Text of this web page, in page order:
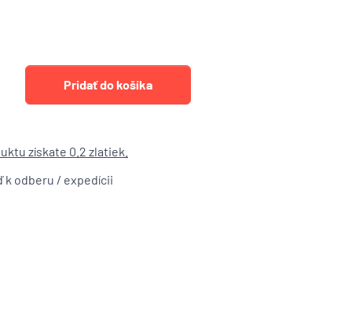
získate 0.2 zlatiek.
k odberu / expedícii